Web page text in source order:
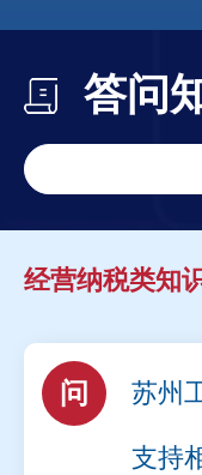
答问
经营纳税类知
问 苏州
支持